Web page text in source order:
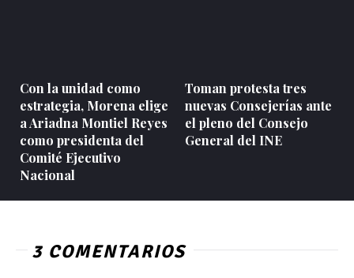
Con la unidad como
estrategia, Morena elige
a Ariadna Montiel Reyes
como presidenta del
Comité Ejecutivo
Nacional
Toman protesta tres
nuevas Consejerías ante
el pleno del Consejo
General del INE
3 COMENTARIOS